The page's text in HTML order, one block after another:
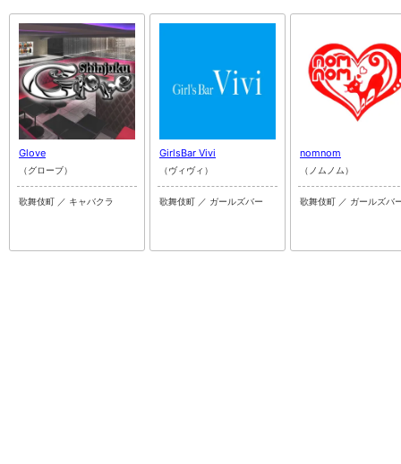
Glove
（グローブ）
歌舞伎町 ／ キャバクラ
GirlsBar Vivi
（ヴィヴィ）
歌舞伎町 ／ ガールズバー
nomnom
（ノムノム）
歌舞伎町 ／ ガールズバ